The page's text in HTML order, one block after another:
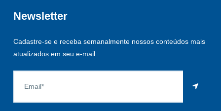
Newsletter
Cadastre-se e receba semanalmente nossos conteúdos mais
atualizados em seu e-mail.